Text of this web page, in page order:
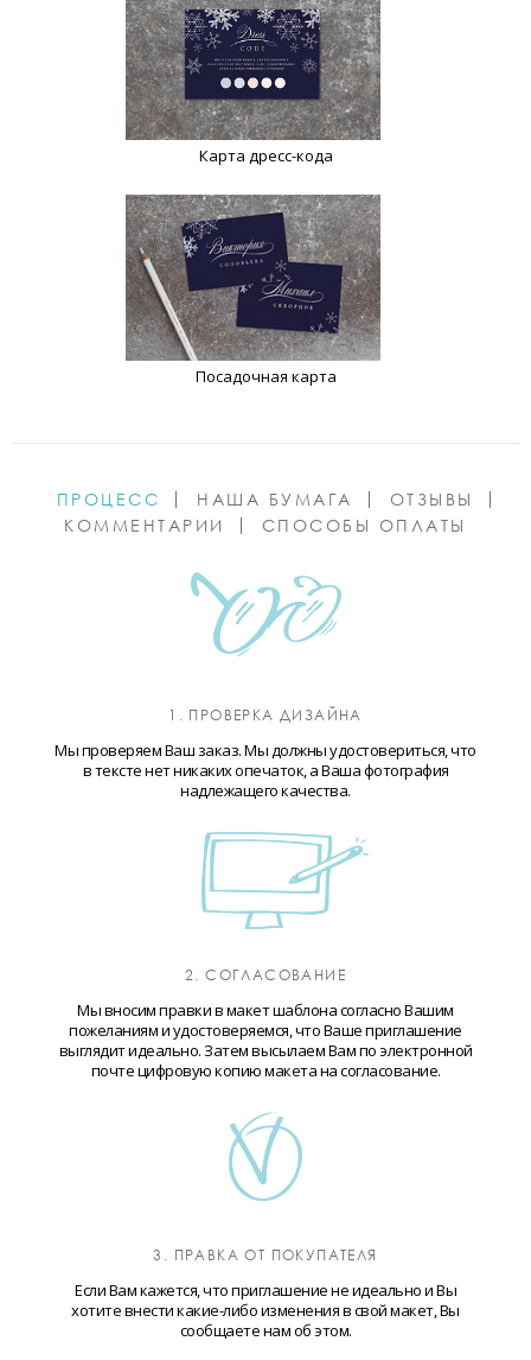
Карта дресс-кода
Посадочная карта
ПРОЦЕСС НАША БУМАГА
ОТЗЫВЫ
КОММЕНТАРИИ
СПОСОБЫ ОПЛАТЫ
1. ПРОВЕРКА ДИЗАЙНА
Мы проверяем Ваш заказ. Мы должны удостовериться, что
в тексте нет никаких опечаток, а Ваша фотография
надлежащего качества.
2. СОГЛАСОВАНИЕ
Мы вносим правки в макет шаблона согласно Вашим
пожеланиям и удостоверяемся, что Ваше приглашение
выглядит идеально. Затем высылаем Вам по электронной
почте цифровую копию макета на согласование.
3. ПРАВКА ОТ ПОКУПАТЕЛЯ
Если Вам кажется, что приглашение не идеально и Вы
хотите внести какие-либо изменения в свой макет, Вы
сообщаете нам об этом.